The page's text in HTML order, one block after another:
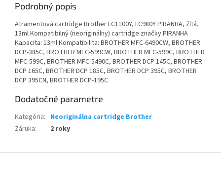
Podrobný popis
Atramentová cartridge Brother LC1100Y, LC980Y PIRANHA, žltá,
13ml Kompatibilný (neoriginálny) cartridge značky PIRANHA
Kapacita: 13ml Kompatibilita: BROTHER MFC-6490CW, BROTHER
DCP-385C, BROTHER MFC-599CW, BROTHER MFC-599C, BROTHER
MFC-599C, BROTHER MFC-5490C, BROTHER DCP 145C, BROTHER
DCP 165C, BROTHER DCP 185C, BROTHER DCP 395C, BROTHER
DCP 395CN, BROTHER DCP-195C
Dodatočné parametre
Kategória: Neoriginálna cartridge Brother
Záruka: 2 roky